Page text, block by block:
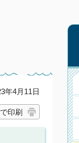
年4月11日
印刷